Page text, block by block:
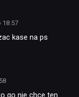
18:57
kase na ps